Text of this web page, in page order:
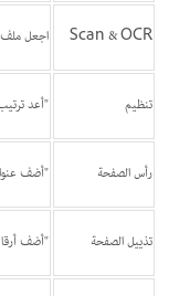
Scan & OCR اجعل ملف PDF الممسوح ضوئيًا قابلاً للبحث
تنظيم "أعد
رأس الصفحة "أضف
تذييل الصفحة "أضف